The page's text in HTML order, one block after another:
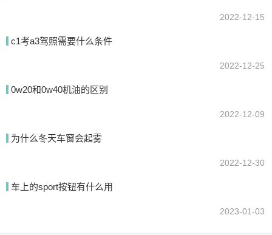
2022-12-15
c1考a3驾照需要什么条件
2022-12-25
0w20和0w40机油的区别
2022-12-09
为什么冬天车窗会起雾
2022-12-30
车上的sport按钮有什么用
2023-01-03